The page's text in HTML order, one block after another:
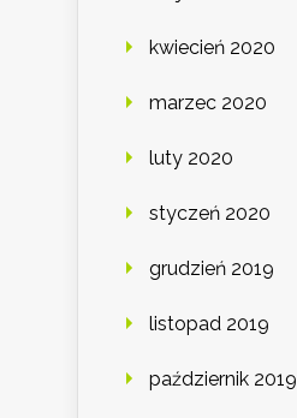
kwiecień 2020
marzec 2020
luty 2020
styczeń 2020
grudzień 2019
listopad 2019
październik 2019